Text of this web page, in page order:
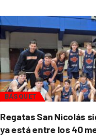
BÁSQUET
Regatas San Nicolás
ya está entre los 40